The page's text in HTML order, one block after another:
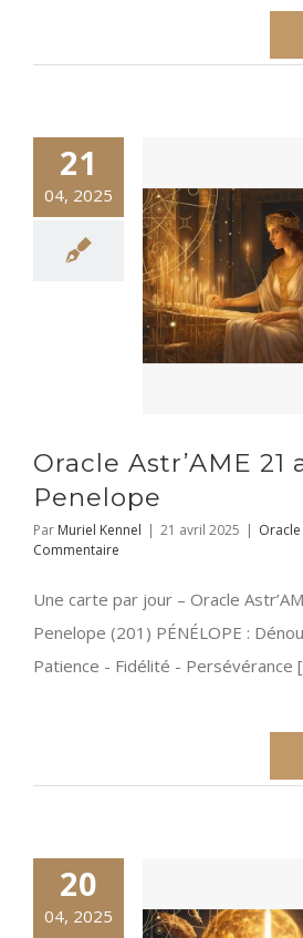
21
04, 2025
Oracle Astr’AME
21 avril (201)
Penelope
Oracle Astr’AME 21
Penelope
Par Muriel Kennel | 21 avril 2025 |
Commentaire
Une carte par jour – Oracle
Penelope (201) PÉNÉLOPE :
Patience - Fidélité - Persévérance
20
04, 2025